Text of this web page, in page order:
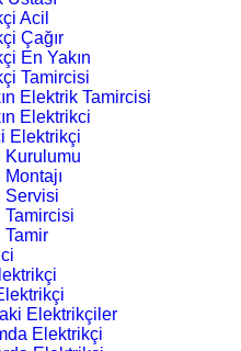
Acil
Çağır
En Yakın
Tamircisi
Elektrik Tamircisi
Elektrikci
Elektrikçi
Kurulumu
Servisi
Tamircisi
Tamir
Elektrikçiler
Elektrikçi